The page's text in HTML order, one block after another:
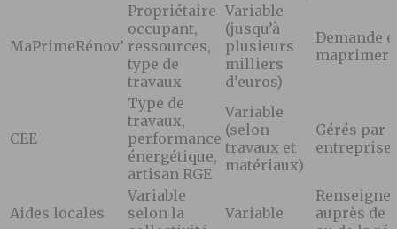
MaPrimeRénov’
Propriétaire
occupant,
ressources,
type de
travaux
Variable
(jusqu’à
plusieurs
milliers
d’euros)
Demande
CEE
Type de
travaux,
performance
énergétique,
artisan RGE
Variable
(selon
travaux et
matériaux)
Gérés par
Aides locales
Variable
selon la
Variable
auprès de